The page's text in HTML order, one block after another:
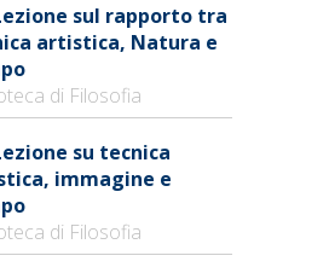
sul rapporto tra
artistica, Natura e
di Filosofia
su tecnica
immagine e
di Filosofia